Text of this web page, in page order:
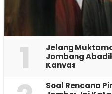
1
Jelang
Jombang
Kanvas
‎Soal Rencana